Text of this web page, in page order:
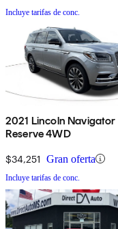
Incluye tarifas de conc.
2021 Lincoln Navigator
Reserve 4WD
$34,251 Gran oferta
Incluye tarifas de conc.